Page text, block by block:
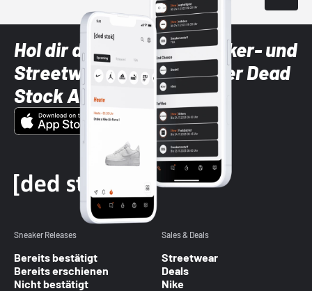
Hol dir die neuesten Sneaker- und
Streetwear-Brands mit der Dead
Stock App
Sneaker Releases
Bereits bestätigt
Bereits erschienen
Nicht bestätigt
Sales & Deals
Streetwear
Deals
Nike